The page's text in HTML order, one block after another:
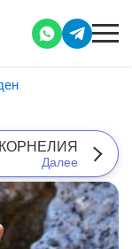
КОРНЕЛИЯ
Далее